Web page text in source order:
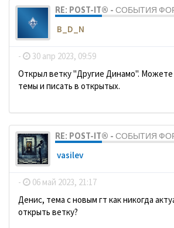
RE: POST-IT® - СОБЫТИЯ
B_D_N
- 30 апр 2023, 09:59
Открыл ветку "Другие Динамо". Можете
темы и писать в открытых.
RE: POST-IT® - СОБЫТИЯ
vasilev
- 06 май 2023, 21:17
Денис, тема с новым гт как никогда
открыть ветку?